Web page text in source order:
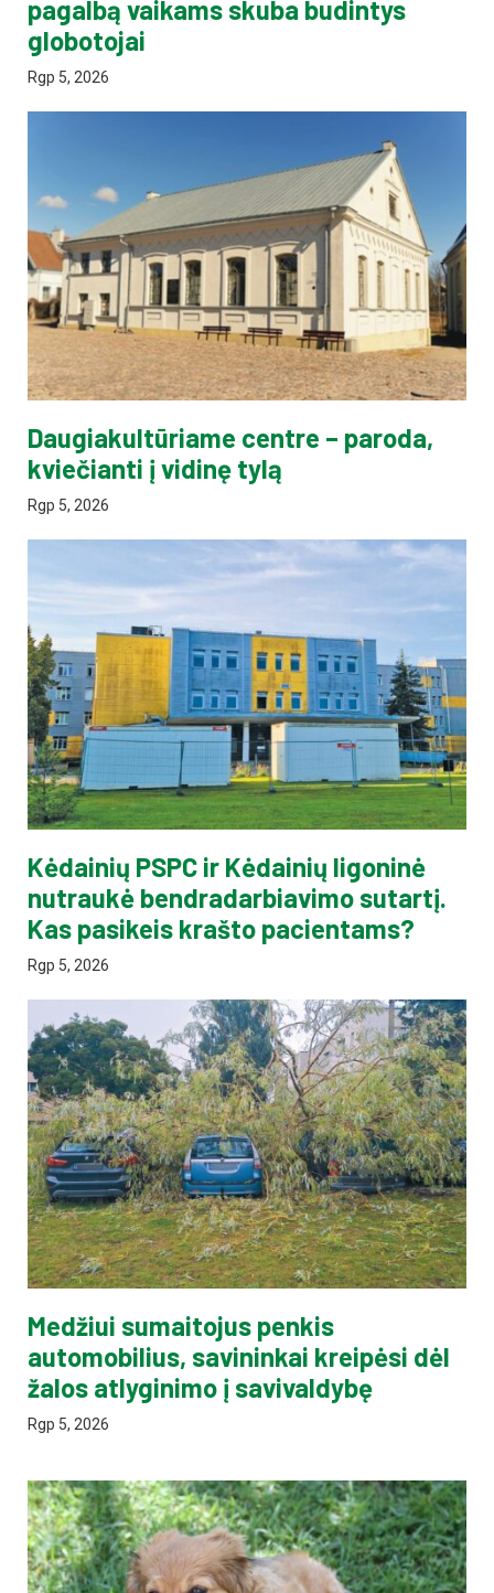
pagalbą vaikams skuba budintys
globotojai
Rgp 5, 2026
Daugiakultūriame centre – paroda,
kviečianti į vidinę tylą
Rgp 5, 2026
Kėdainių PSPC ir Kėdainių ligoninė
nutraukė bendradarbiavimo sutartį.
Kas pasikeis krašto pacientams?
Rgp 5, 2026
Medžiui sumaitojus penkis
automobilius, savininkai kreipėsi dėl
žalos atlyginimo į savivaldybę
Rgp 5, 2026